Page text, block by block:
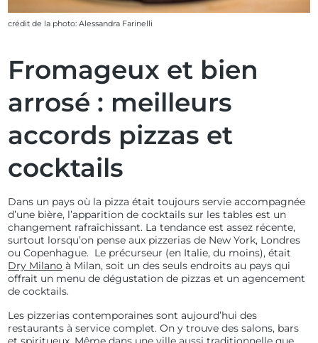
crédit de la photo: Alessandra Farinelli
Fromageux et bien
arrosé : meilleurs
accords pizzas et
cocktails
Dans un pays où la pizza était toujours servie accompagnée
d’une bière, l’apparition de cocktails sur les tables est un
changement rafraîchissant. La tendance est assez récente,
surtout lorsqu’on pense aux pizzerias de New York, Londres
ou Copenhague. Le précurseur (en Italie, du moins), était
Dry Milano à Milan, soit un des seuls endroits au pays qui
offrait un menu de dégustation de pizzas et un agencement
de cocktails.
Les pizzerias contemporaines sont aujourd’hui des
restaurants à service complet. On y trouve des salons, bars